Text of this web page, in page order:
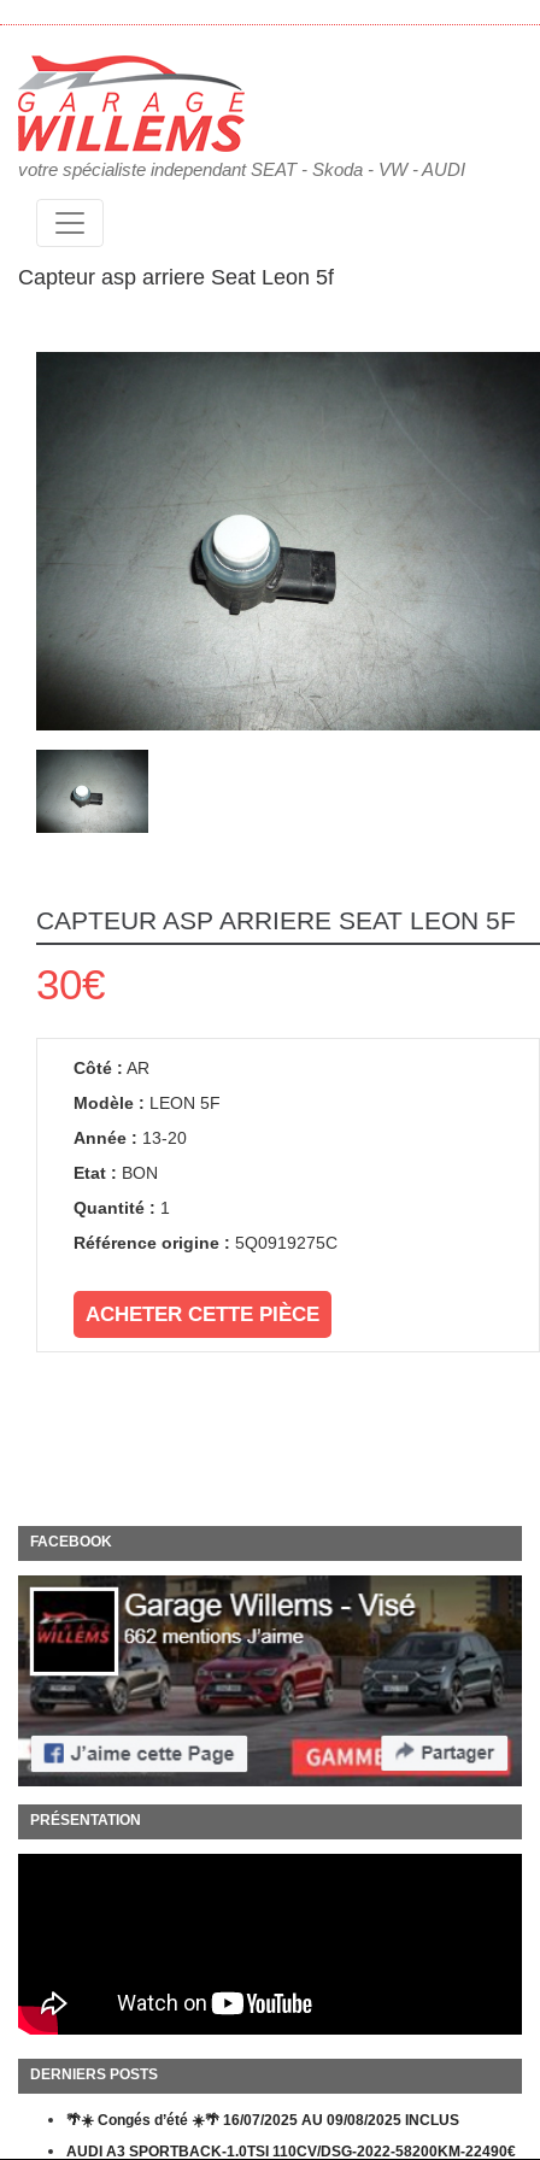
votre spécialiste independant SEAT - Skoda - VW - AUDI
Capteur asp arriere Seat Leon 5f
CAPTEUR ASP ARRIERE SEAT LEON 5F
30€
Côté : AR
Modèle : LEON 5F
Année : 13-20
Etat : BON
Quantité : 1
Référence origine : 5Q0919275C
ACHETER CETTE PIÈCE
FACEBOOK
PRÉSENTATION
DERNIERS POSTS
🌴☀️ Congés d’été ☀️🌴 16/07/2025 AU 09/08/2025 INCLUS
AUDI A3 SPORTBACK-1.0TSI 110CV/DSG-2022-58200KM-22490€